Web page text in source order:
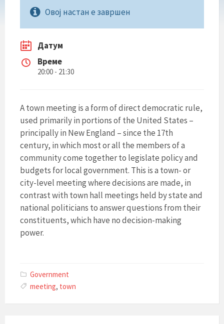
Овој настан е завршен
Датум
Време
20:00 - 21:30
A town meeting is a form of direct democratic rule,
used primarily in portions of the United States –
principally in New England – since the 17th
century, in which most or all the members of a
community come together to legislate policy and
budgets for local government. This is a town- or
city-level meeting where decisions are made, in
contrast with town hall meetings held by state and
national politicians to answer questions from their
constituents, which have no decision-making
power.
Government
meeting, town